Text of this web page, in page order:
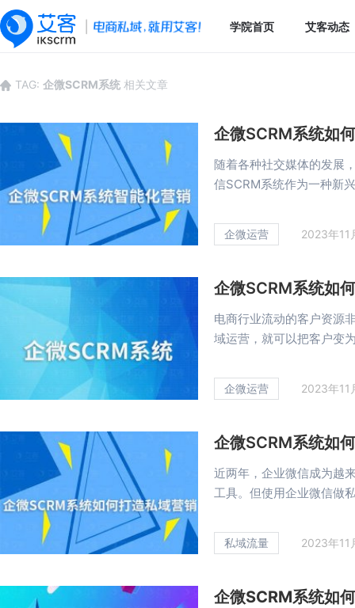
学院首页 艾客动态
TAG: 企微SCRM系统 相关文章
企微SCRM系统如
随着各种社交媒体的发展
信SCRM系统作为一种新
企微运营 2023年
企微SCRM系统如
电商行业流动的客户资源
域运营，就可以把客户变
企微运营 2023年11
企微SCRM系统如
近两年，企业微信成为越
工具。但使用企业微信做
私域流量 2023年11
企微SCRM系统如